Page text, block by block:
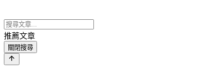
推薦文章
關閉搜尋